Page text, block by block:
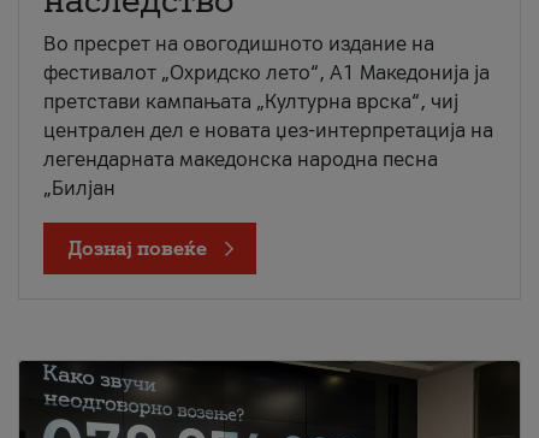
Во пресрет на овогодишното издание на
фестивалот „Охридско лето“, А1 Македонија ја
претстави кампањата „Културна врска“, чиј
централен дел е новата џез-интерпретација на
легендарната македонска народна песна
„Билјан
Дознај повеќе